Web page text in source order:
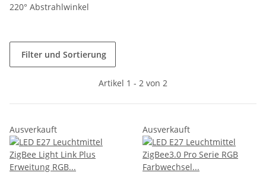
220° Abstrahlwinkel
Filter und Sortierung
Artikel 1 - 2 von 2
Ausverkauft Ausverkauft